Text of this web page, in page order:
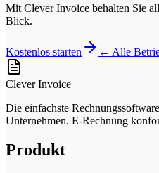
Mit Clever Invoice behalten Sie
Blick.
Kostenlos starten ← Alle
Clever Invoice
Die einfachste
Unternehmen. E-Rechnung
Produkt